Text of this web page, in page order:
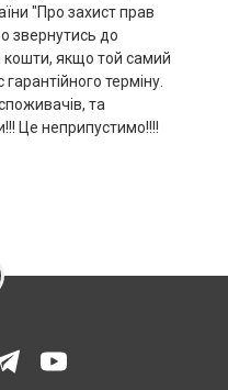
"Про захист прав
звернутись до
якщо той самий
терміну.
та
Це неприпустимо!!!!